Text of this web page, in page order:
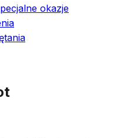
okazje